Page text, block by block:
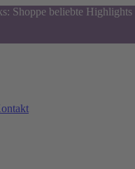
Shoppe beliebte